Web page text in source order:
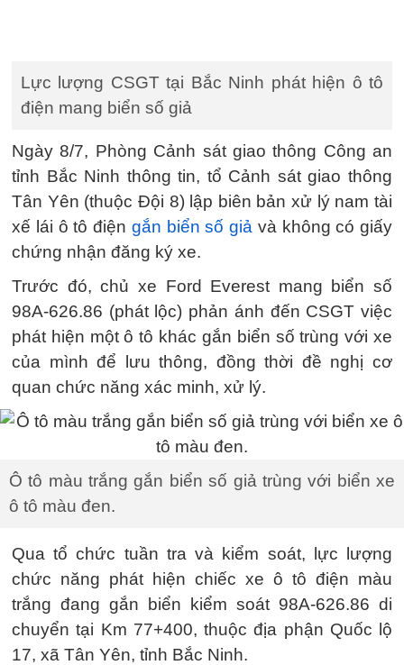
Lực lượng CSGT tại Bắc Ninh phát hiện ô tô
điện mang biển số giả
Ngày 8/7, Phòng Cảnh sát giao thông Công an
tỉnh Bắc Ninh thông tin, tổ Cảnh sát giao thông
Tân Yên (thuộc Đội 8) lập biên bản xử lý nam tài
xế lái ô tô điện gắn biển số giả và không có giấy
chứng nhận đăng ký xe.
Trước đó, chủ xe Ford Everest mang biển số
98A-626.86 (phát lộc) phản ánh đến CSGT việc
phát hiện một ô tô khác gắn biển số trùng với xe
của mình để lưu thông, đồng thời đề nghị cơ
quan chức năng xác minh, xử lý.
Ô tô màu trắng gắn biển số giả trùng với biển xe
ô tô màu đen.
Qua tổ chức tuần tra và kiểm soát, lực lượng
chức năng phát hiện chiếc xe ô tô điện màu
trắng đang gắn biển kiểm soát 98A-626.86 di
chuyển tại Km 77+400, thuộc địa phận Quốc lộ
17, xã Tân Yên, tỉnh Bắc Ninh.